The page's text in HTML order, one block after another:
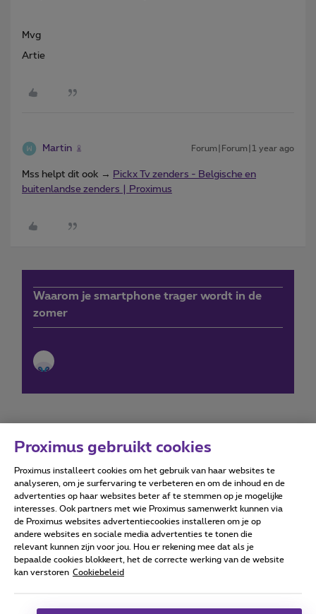
Mvg
Artie
Martin Forum|Forum|1 year ago
Mss helpt dit ook → Pickx Tv zenders - Belgische en
buitenlandse zenders | Proximus
Waarom je smartphone trager wordt in de
zomer
Forumvoorwaarden Accessibility statement
Alle rechten voorbehouden. © Proximus
Algemene voorwaarden, consumenteninfo
Proximus gebruikt cookies
Proximus installeert cookies om het gebruik van haar websites te
analyseren, om je surfervaring te verbeteren en om de inhoud en de
advertenties op haar websites beter af te stemmen op je mogelijke
interesses. Ook partners met wie Proximus samenwerkt kunnen via
de Proximus websites advertentiecookies installeren om je op
andere websites en sociale media advertenties te tonen die
relevant kunnen zijn voor jou. Hou er rekening mee dat als je
bepaalde cookies blokkeert, het de correcte werking van de website
kan verstoren Cookiebeleid